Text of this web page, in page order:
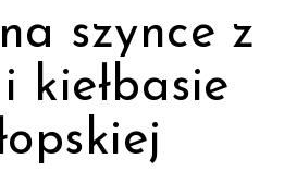
szynce z
kiełbasie